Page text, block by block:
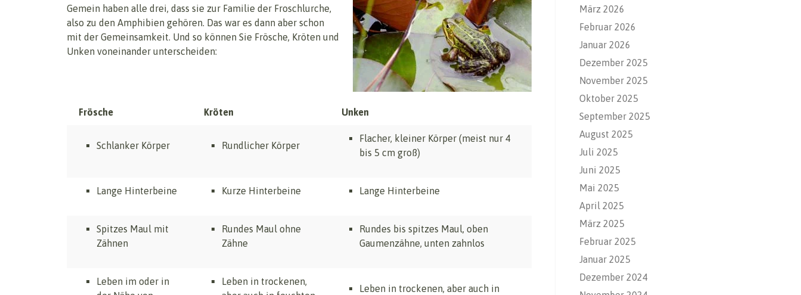
Gemein haben alle drei, dass sie zur Familie der Froschlurche,
also zu den Amphibien gehören. Das war es dann aber schon
mit der Gemeinsamkeit. Und so können Sie Frösche, Kröten und
Unken voneinander unterscheiden:
Frösche Kröten Unken
Schlanker Körper Rundlicher Körper
Flacher, kleiner Körper (meist nur 4
bis 5 cm groß)
Lange Hinterbeine Kurze Hinterbeine Lange Hinterbeine
Spitzes Maul mit
Zähnen
Rundes Maul ohne
Zähne
Rundes bis spitzes Maul, oben
Gaumenzähne, unten zahnlos
Leben im oder in
Leben in trockenen,
Leben in trockenen, aber auch in
März 2026
Februar 2026
Januar 2026
Dezember 2025
November 2025
Oktober 2025
September 2025
August 2025
Juli 2025
Juni 2025
Mai 2025
April 2025
März 2025
Februar 2025
Januar 2025
Dezember 2024